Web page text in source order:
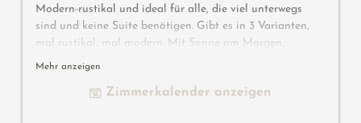
Modern-rustikal und ideal für alle, die viel unterwegs
sind und keine Suite benötigen. Gibt es in 3 Varianten,
mal rustikal, mal modern. Mit Sonne am Morgen,
nachmittags oder abends. Alle mit Holzboden. Bitte bei
Mehr anzeigen
Zimmerkalender anzeigen